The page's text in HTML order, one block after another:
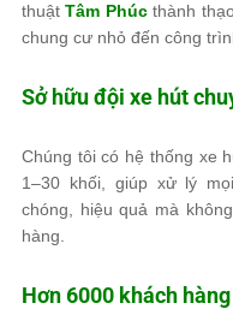
thuậtTâm Phúcthành
chung cư nhỏ đến công
Sở hữu đội xe hút
Chúng tôi có hệ thống xe
1–30 khối, giúp xử lý
chóng, hiệu quả mà
hàng.
Hơn 6000 khách